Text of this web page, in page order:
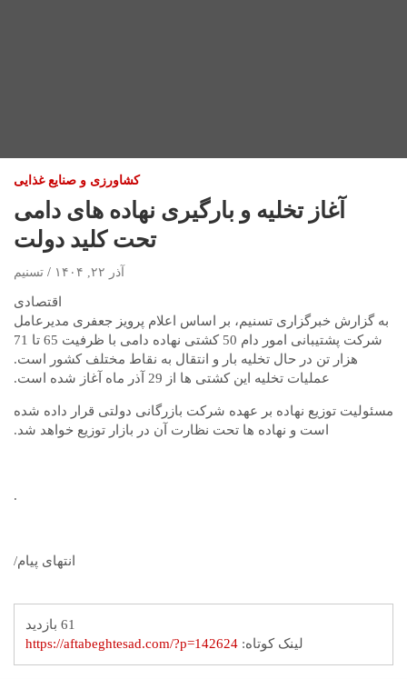
کشاورزی و صنایع غذایی
آغاز تخلیه و بارگیری نهاده های دامی
تحت کلید دولت
آذر ۲۲, ۱۴۰۴ تسنیم
اقتصادی
به گزارش خبرگزاری تسنیم، بر اساس اعلام پرویز جعفری مدیرعامل
شرکت پشتیبانی امور دام 50 کشتی نهاده دامی با ظرفیت 65 تا 71
هزار تن در حال تخلیه بار و انتقال به نقاط مختلف کشور است.
عملیات تخلیه این کشتی ها از 29 آذر ماه آغاز شده است.
مسئولیت توزیع نهاده بر عهده شرکت بازرگانی دولتی قرار داده شده
است و نهاده ها تحت نظارت آن در بازار توزیع خواهد شد.
انتهای پیام/
61 بازدید
لینک کوتاه:https://aftabeghtesad.com/?p=142624